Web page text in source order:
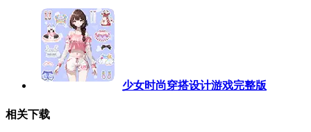
少女时尚穿搭设计游戏完整版
相关下载